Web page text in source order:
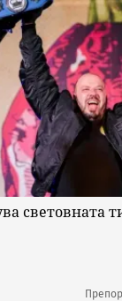
световната